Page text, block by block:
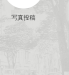
写真投稿